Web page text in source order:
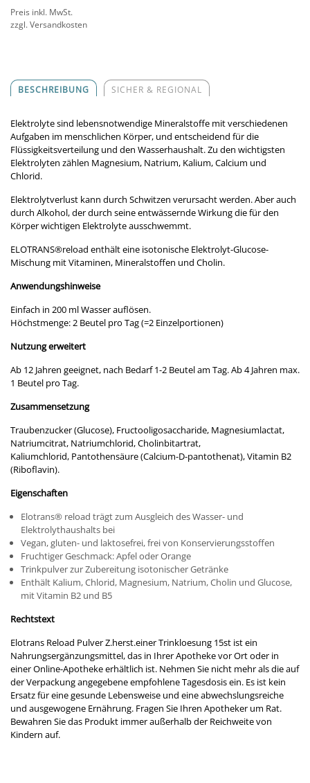
Preis inkl. MwSt.
zzgl. Versandkosten
BESCHREIBUNG SICHER & REGIONAL
Elektrolyte sind lebensnotwendige Mineralstoffe mit verschiedenen
Aufgaben im menschlichen Körper, und entscheidend für die
Flüssigkeitsverteilung und den Wasserhaushalt. Zu den wichtigsten
Elektrolyten zählen Magnesium, Natrium, Kalium, Calcium und
Chlorid.
Elektrolytverlust kann durch Schwitzen verursacht werden. Aber auch
durch Alkohol, der durch seine entwässernde Wirkung die für den
Körper wichtigen Elektrolyte ausschwemmt.
ELOTRANS®reload enthält eine isotonische Elektrolyt-Glucose-
Mischung mit Vitaminen, Mineralstoffen und Cholin.
Anwendungshinweise
Einfach in 200 ml Wasser auflösen.
Höchstmenge: 2 Beutel pro Tag (=2 Einzelportionen)
Nutzung erweitert
Ab 12 Jahren geeignet, nach Bedarf 1-2 Beutel am Tag. Ab 4 Jahren max.
1 Beutel pro Tag.
Zusammensetzung
Traubenzucker (Glucose), Fructooligosaccharide, Magnesiumlactat,
Natriumcitrat, Natriumchlorid, Cholinbitartrat,
Kaliumchlorid, Pantothensäure (Calcium-D-pantothenat), Vitamin B2
(Riboflavin).
Eigenschaften
Elotrans® reload trägt zum Ausgleich des Wasser- und
Elektrolythaushalts bei
Vegan, gluten- und laktosefrei, frei von Konservierungsstoffen
Fruchtiger Geschmack: Apfel oder Orange
Trinkpulver zur Zubereitung isotonischer Getränke
Enthält Kalium, Chlorid, Magnesium, Natrium, Cholin und Glucose,
mit Vitamin B2 und B5
Rechtstext
Elotrans Reload Pulver Z.herst.einer Trinkloesung 15st ist ein
Nahrungsergänzungsmittel, das in Ihrer Apotheke vor Ort oder in
einer Online-Apotheke erhältlich ist. Nehmen Sie nicht mehr als die auf
der Verpackung angegebene empfohlene Tagesdosis ein. Es ist kein
Ersatz für eine gesunde Lebensweise und eine abwechslungsreiche
und ausgewogene Ernährung. Fragen Sie Ihren Apotheker um Rat.
Bewahren Sie das Produkt immer außerhalb der Reichweite von
Kindern auf.